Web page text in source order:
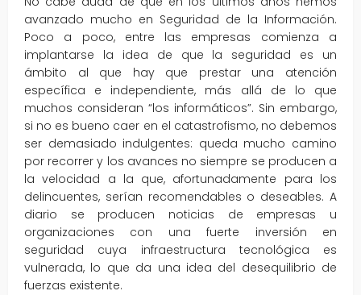
avanzado mucho en Seguridad de la Información.
Poco a poco, entre las empresas comienza a
implantarse la idea de que la seguridad es un
ámbito al que hay que prestar una atención
específica e independiente, más allá de lo que
muchos consideran “los informáticos”. Sin embargo,
si no es bueno caer en el catastrofismo, no debemos
ser demasiado indulgentes: queda mucho camino
por recorrer y los avances no siempre se producen a
la velocidad a la que, afortunadamente para los
delincuentes, serían recomendables o deseables. A
diario se producen noticias de empresas u
organizaciones con una fuerte inversión en
seguridad cuya infraestructura tecnológica es
vulnerada, lo que da una idea del desequilibrio de
fuerzas existente.